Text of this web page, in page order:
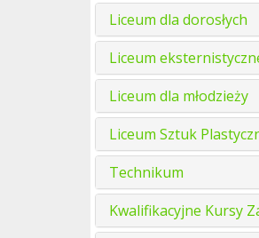
Liceum dla dorosłych
Liceum
Liceum dla młodzieży
Liceum Sztuk
Technikum
Kwalifikacyjne Kursy